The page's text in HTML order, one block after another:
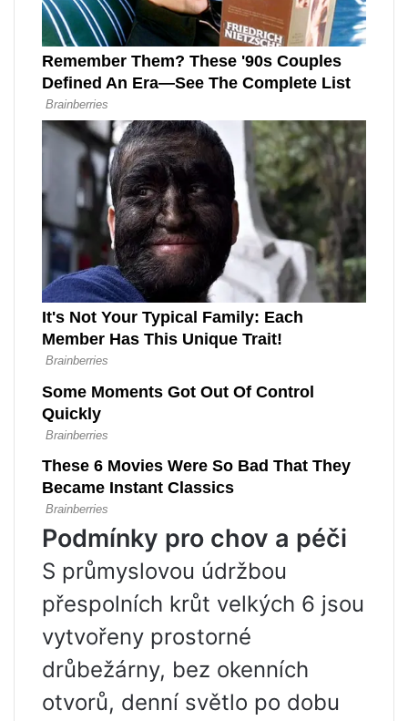
Podmínky pro chov a péči
S průmyslovou údržbou
přespolních krůt velkých 6 jsou
vytvořeny prostorné
drůbežárny, bez okenních
otvorů, denní světlo po dobu